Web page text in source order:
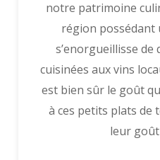
notre patrimoine
région possédant
s’enorgueillisse de
cuisinées aux vins
est bien sûr le goût
à ces petits plats
leur